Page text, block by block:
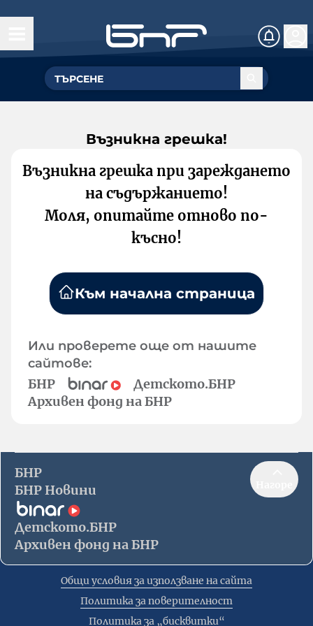
Възникна грешка!
Възникна грешка при зареждането
на съдържанието!
Моля, опитайте отново по-
късно!
Към начална страница
Или проверете още от нашите
сайтове:
БНР
Детското.БНР
Архивен фонд на БНР
БНР
БНР Новини
Детското.БНР
Архивен фонд на БНР
Общи условия за използване на сайта
Политика за поверителност
Политика за „бисквитки“